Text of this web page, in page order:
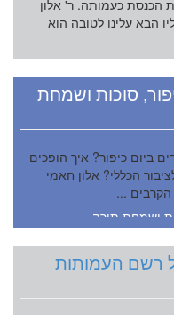
הכנסת כעמותה. ר' אלון
הבא עלינו לטובה הוא
סוכות ושמחת
ביום כיפור? איך הופכים
הכללי? אלון חאמי
הקרבים ...
ושמחת תורה
רשם העמותות